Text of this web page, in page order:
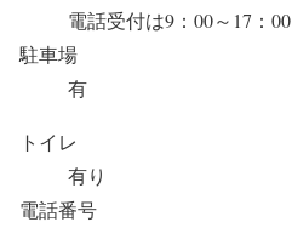
電話受付は9：00～17：00
駐車場
有
トイレ
有り
電話番号